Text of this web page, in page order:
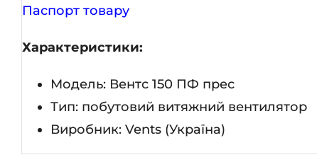
Паспорт товару
Характеристики:
Модель: Вентс 150 ПФ прес
Тип: побутовий витяжний вентилятор
Виробник: Vents (Україна)